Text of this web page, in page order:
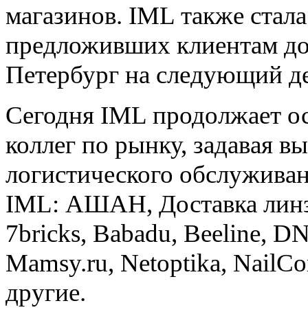
магазинов. IML также
предложивших клиентам
Петербург на следующий
Сегодня IML продолжает
коллег по рынку, задавая
логистического
IML: АШАН, Доставка
7bricks, Babadu, Beeline,
Mamsy.ru, Netoptika,
другие.